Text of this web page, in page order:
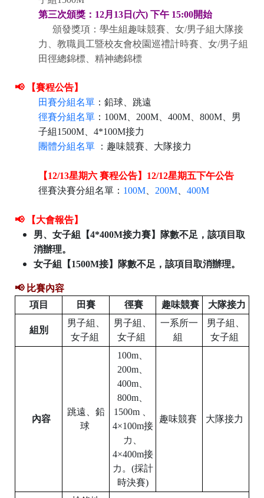
第三次頒獎：12月13日(六) 下午 15:00開始
頒發獎項： 學生組趣味競賽、 女/男子組大隊接
力、教職員工暨校友會校園巡禮計時賽、女/男子組
田徑總錦標、精神總錦標
📢
【賽程公告】
田賽分組名單 ：鉛球、跳遠
徑賽分組名單 ：100M、200M、400M、800M、男
子組1500M、4*100M接力
團體分組名單 ：趣味競賽、大隊接力
【12/13星期六 賽程公告】12/12星期五下午公告
徑賽決賽分組名單： 100M 200M 400M
📢
【大會報告】
男、女子組【4*400M接力賽】隊數不足，該項目取
消辦理。
女子組【1500M接】隊數不足，該項目取消辦理。
📢 比賽內容
項目
田賽 徑賽 趣味競賽 大隊接力
組別
男子組、
女子組
男子組、
女子組
一系所一
組
男子組、
女子組
內容
跳遠、鉛
球
100m、
200m、
400m、
800m、
1500m
4×100m接
力、
4×400m接
力。(採計
時決賽)
趣味競賽 大隊接力